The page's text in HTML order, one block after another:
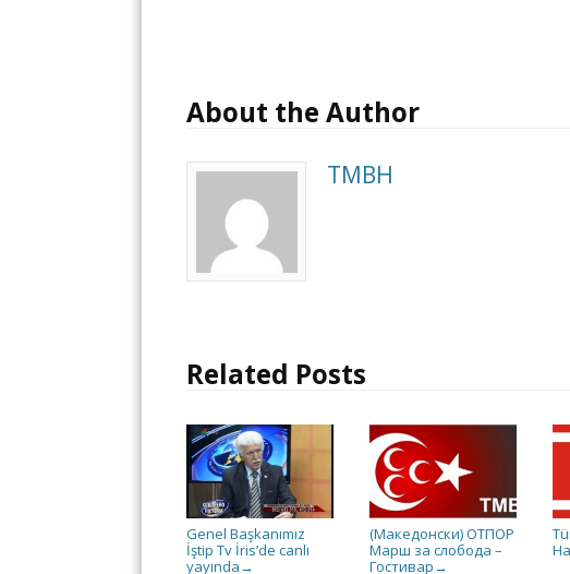
About the Author
TMBH
Related Posts
Genel Başkanımız
İştip Tv İris’de canlı
yayında →
(Македонски) ОТПОР
Марш за слобода –
Гостивар →